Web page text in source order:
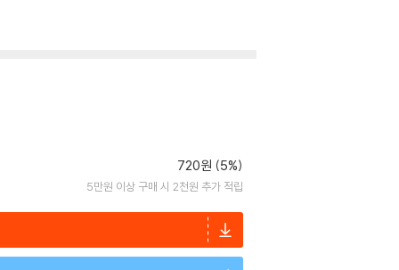
720원 (5%)
5만원 이상 구매 시 2천원 추가 적립